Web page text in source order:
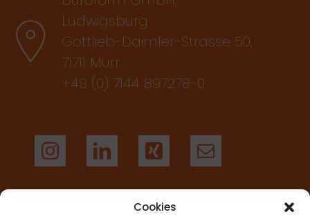
Cookies
Ludwigsburg
Gottlieb-Daimler-Strasse 50,
71711 Murr
+49 (0) 7144 897278-0